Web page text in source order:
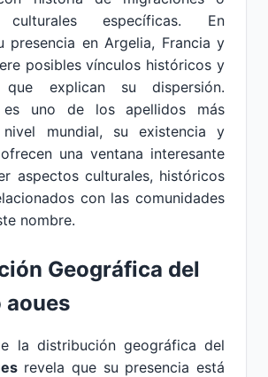
culturales específicas. En
presencia en Argelia, Francia y
posibles vínculos históricos y
que explican su dispersión.
es uno de los apellidos más
mundial, su existencia y
una ventana interesante
aspectos culturales, históricos
con las comunidades
nombre.
Geográfica del
la distribución geográfica del
revela que su presencia está